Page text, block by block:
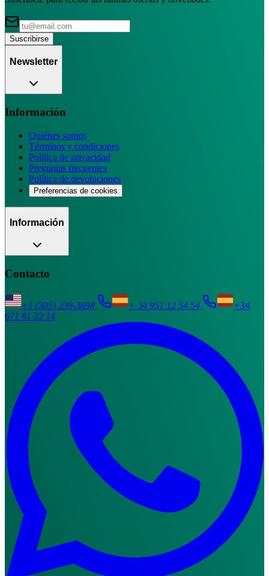
Suscribirse
Newsletter
Información
Quiénes somos
Términos y condiciones
Política de privacidad
Preguntas frecuentes
Política de devoluciones
Preferencias de cookies
Información
Contacto
+1 (305) 239-3698 + 34 951 12 54 54
+34
671 81 32 14